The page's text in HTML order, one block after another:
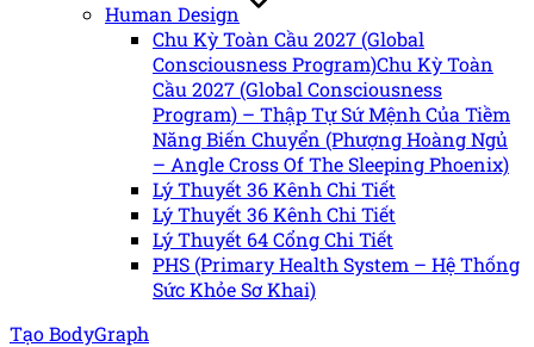
Human Design
Chu Kỳ Toàn Cầu 2027 (Global
Consciousness Program)Chu Kỳ Toàn
Cầu 2027 (Global Consciousness
Program) – Thập Tự Sứ Mệnh Của Tiềm
Năng Biến Chuyển (Phượng Hoàng Ngủ
– Angle Cross Of The Sleeping Phoenix)
Lý Thuyết 36 Kênh Chi Tiết
Lý Thuyết 36 Kênh Chi Tiết
Lý Thuyết 64 Cổng Chi Tiết
PHS (Primary Health System – Hệ Thống
Sức Khỏe Sơ Khai)
Tạo BodyGraph